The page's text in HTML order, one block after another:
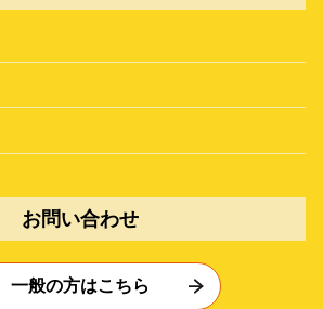
お問い合わせ
一般の方はこちら